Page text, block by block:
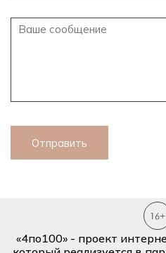
Отправить
«4по100» - проект